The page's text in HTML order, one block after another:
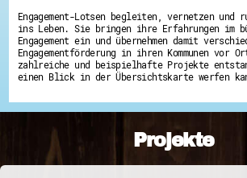
Engagement-Lotsen begleiten, vernetzen und
ins Leben. Sie bringen ihre Erfahrungen im
Engagement ein und übernehmen damit
Engagementförderung in ihren Kommunen vor
zahlreiche und beispielhafte Projekte
einen Blick in der Übersichtskarte werfen
Projekte